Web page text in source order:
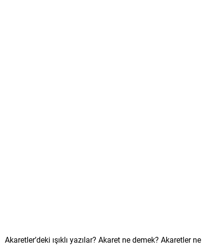
Akaretler’deki ışıklı yazılar? Akaret ne demek? Akaretler ne